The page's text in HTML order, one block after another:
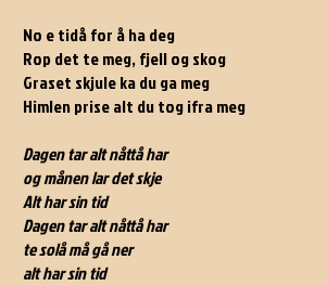
No e tidå for å ha deg
Rop det te meg, fjell og skog
Graset skjule ka du ga meg
Himlen prise alt du tog ifra meg
Dagen tar alt nåttå har
og månen lar det skje
Alt har sin tid
Dagen tar alt nåttå har
te solå må gå ner
alt har sin tid